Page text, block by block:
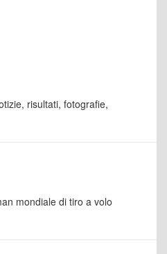
risultati, fotografie,
mondiale di tiro a volo